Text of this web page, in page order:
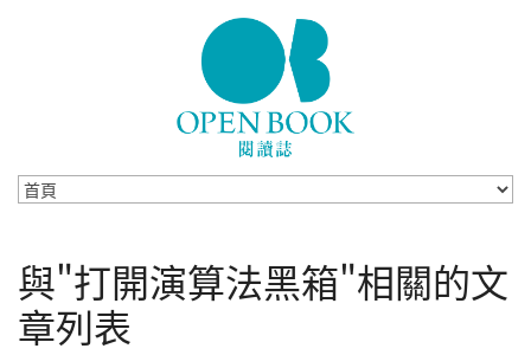
與"打開演算法黑箱"相關的文
章列表